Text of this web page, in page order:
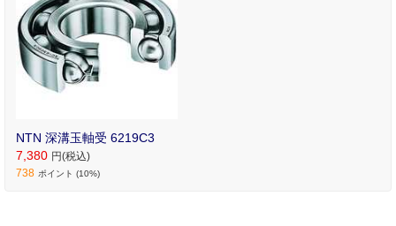
できます｡
NTN 深溝玉軸受 6219C3
7,380 円(税込)
738 ポイント (10%)